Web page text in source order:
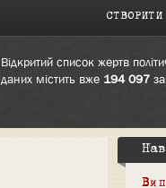
Відкритий список жертв
даних містить вже 194 097